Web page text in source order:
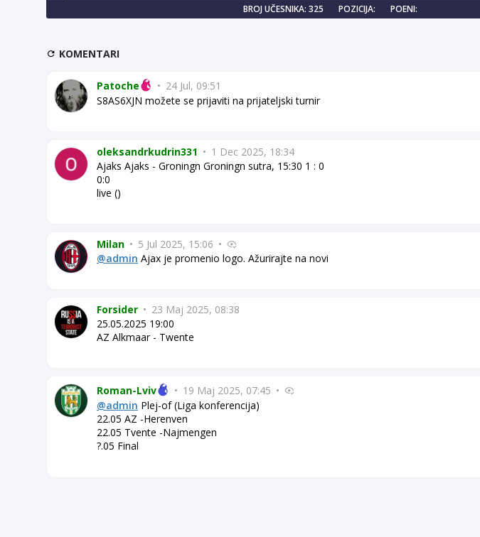
BROJ UČESNIKA: 325 POZICIJA: POENI:
KOMENTARI
Patoche • 24 Jul, 09:51
S8AS6XJN možete se prijaviti na prijateljski turnir
oleksandrkudrin331 • 1 Dec 2025, 18:34
Ajaks Ajaks - Groningn Groningn sutra, 15:30 1 : 0
0:0
live ()
Milan • 5 Jul 2025, 15:06 •
@admin Ajax je promenio logo. Ažurirajte na novi
Forsider • 23 Maj 2025, 08:38
25.05.2025 19:00
AZ Alkmaar - Twente
Roman-Lviv • 19 Maj 2025, 07:45 •
@admin Plej-of (Liga konferencija)
22.05 AZ -Herenven
22.05 Tvente -Najmengen
?.05 Final